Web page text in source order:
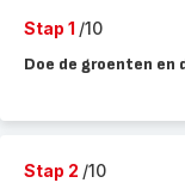
Stap 1 /10
Doe de groenten en
Stap 2 /10